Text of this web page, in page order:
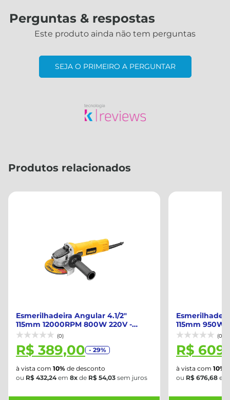
Perguntas & respostas
Este produto ainda não tem perguntas
SEJA O PRIMEIRO A PERGUNTAR
Produtos relacionados
Esmerilhadeira Angular 4.1/2"
115mm 12000RPM 800W 220V -
DEW...
(0)
R$ 389,00 - 29%
à vista com 10% de desconto
ou R$ 432,24em 8x de R$ 54,03 sem juros
115mm 950W
(0)
R$
à vista com 10%
ou R$ 676,68